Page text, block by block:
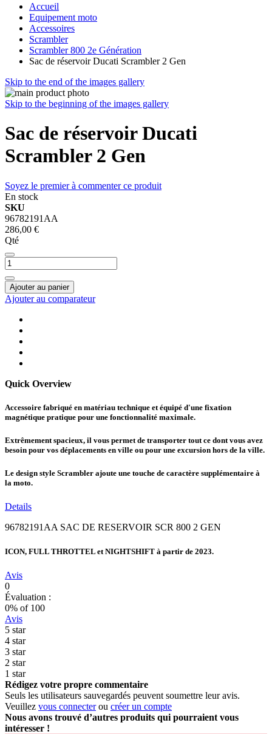
Accueil
Equipement moto
Accessoires
Scrambler
Scrambler 800 2e Génération
Sac de réservoir Ducati Scrambler 2 Gen
Skip to the end of the images gallery
Skip to the beginning of the images gallery
Sac de réservoir Ducati
Scrambler 2 Gen
Soyez le premier à commenter ce produit
En stock
SKU
96782191AA
286,00 €
Qté
Ajouter au panier
Ajouter au comparateur
Quick Overview
Accessoire fabriqué en matériau technique et équipé d'une fixation
magnétique pratique pour une fonctionnalité maximale.
Extrêmement spacieux, il vous permet de transporter tout ce dont vous avez
besoin pour vos déplacements en ville ou pour une excursion hors de la ville.
Le design style Scrambler ajoute une touche de caractère supplémentaire à
la moto.
Details
96782191AA SAC DE RESERVOIR SCR 800 2 GEN
ICON, FULL THROTTEL et NIGHTSHIFT à partir de 2023.
Avis
0
Évaluation :
0% of 100
Avis
5 star
4 star
3 star
2 star
1 star
Rédigez votre propre commentaire
Seuls les utilisateurs sauvegardés peuvent soumettre leur avis.
Veuillez vous connecterou créer un compte
Nous avons trouvé d’autres produits qui pourraient vous
intéresser !